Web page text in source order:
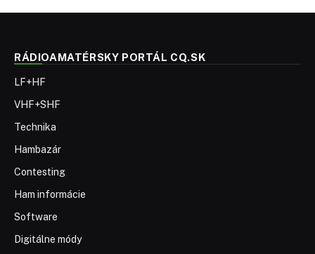
RÁDIOAMATÉRSKY PORTÁL CQ.SK
LF+HF
VHF+SHF
Technika
Hambazár
Contesting
Ham informácie
Software
Digitálne módy